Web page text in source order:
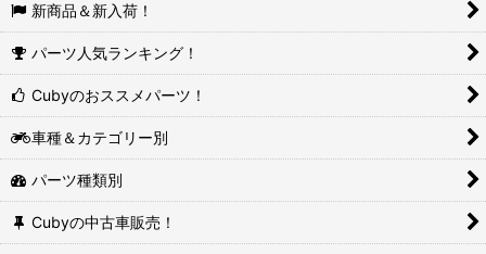
新商品＆新入荷！
パーツ人気ランキング！
Cubyのおススメパーツ！
車種＆カテゴリー別
パーツ種類別
Cubyの中古車販売！